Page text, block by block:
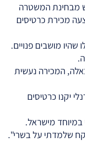
מבחינת המשטרה
מכירת כרטיסים
מושבים פנויים.
המכירה נעשית
יקנו כרטיסים
במיוחד מישראל.
שלמדתי על בשרי".